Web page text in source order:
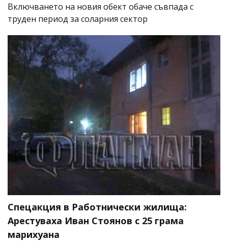
Включването на новия обект обаче съвпада с
труден период за соларния сектор
Спецакция в Работнически жилища:
Арестуваха Иван Стоянов с 25 грама
марихуана